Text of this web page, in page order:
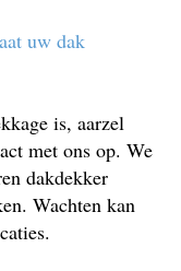
uw dak
is, aarzel
met ons op. We
dakdekker
Wachten kan